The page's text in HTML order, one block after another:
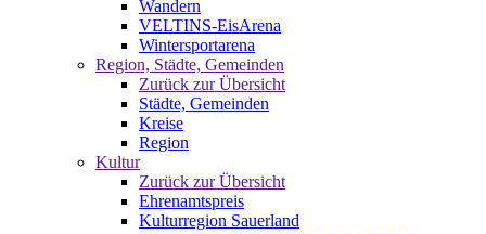
Wandern
VELTINS-EisArena
Wintersportarena
Region, Städte, Gemeinden
Zurück zur Übersicht
Städte, Gemeinden
Kreise
Region
Kultur
Zurück zur Übersicht
Ehrenamtspreis
Kulturregion Sauerland